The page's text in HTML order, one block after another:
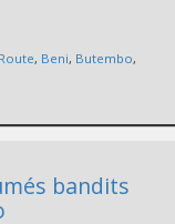
Route, Beni, Butembo,
bandits